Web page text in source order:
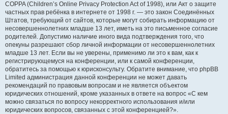
COPPA (Children’s Online Privacy Protection Act of 1998), или Акт о защите
частных прав ребёнка в интернете от 1998 г. — это закон Соединённых
Штатов, требующий от сайтов, которые могут собирать информацию от
несовершеннолетних младше 13 лет, иметь на это письменное согласие
родителей. Допустимо наличие иного вида подтверждения того, что
опекуны разрешают сбор личной информации от несовершеннолетних
младше 13 лет. Если вы не уверены, применимо ли это к вам, как к
регистрирующемуся на конференции, или к самой конференции,
обратитесь за помощью к юрисконсульту. Обратите внимание, что phpBB
Limited администрация данной конференции не может давать
рекомендаций по правовым вопросам и не является объектом
юридических отношений, кроме указанных в ответе на вопрос «С кем
можно связаться по вопросу некорректного использования и/или
юридических вопросов, связанных с этой конференцией?».